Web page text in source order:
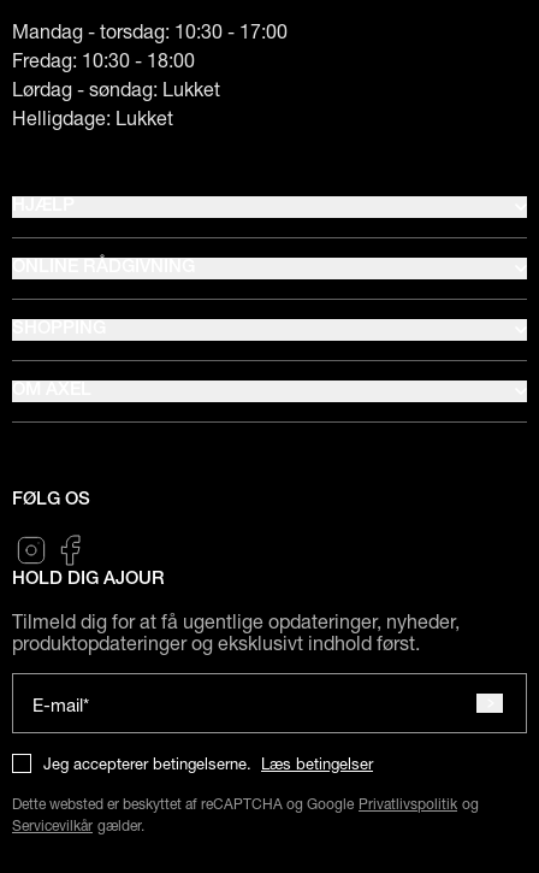
Mandag - torsdag: 10:30 - 17:00
Fredag: 10:30 - 18:00
Lørdag - søndag: Lukket
Helligdage: Lukket
FØLG OS
HOLD DIG AJOUR
Tilmeld dig for at få ugentlige opdateringer, nyheder,
produktopdateringer og eksklusivt indhold først.
E-mail*
Jeg accepterer betingelserne. Læs betingelser
Dette websted er beskyttet af reCAPTCHA og Google Privatlivspolitik og
Servicevilkår gælder.